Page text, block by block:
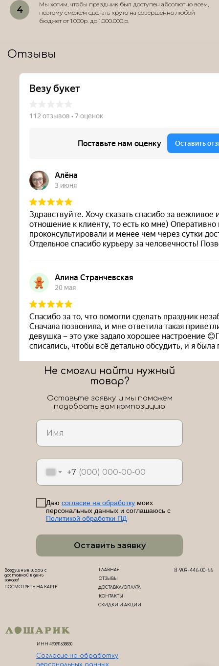
Мы хотим, чтобы праздник был доступен абсолютно всем,
поэтому сможем сделать круто на совершенно любой
бюджет от 1.000р. до 1.000.000.р.
Отзывы
ЛоШАРик на карте Новороссийска — Яндекс Карты
+7
Даю согласие на обработку моих
персональных данных и соглашаюсь с
Политикой обработки ПД
Оставить заявку
Не смогли найти нужный
товар?
Оставьте заявку и мы поможем
подобрать вам композицию
ОТЗЫВЫ
ГЛАВНАЯ
ДОСТАВКА/ОПЛАТА
СКИДКИ И АКЦИИ
КОНТАКТЫ
8-909-446-00-66
Воздушные шары с
доставкой в день
заказа!
ПОСМОТРЕТЬ НА КАРТЕ
ИНН 490911638830
Согласие на обработку
персональных данных